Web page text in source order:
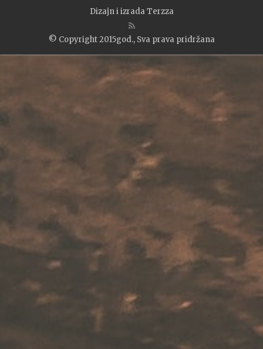
Dizajn i izradaTerzza
© Copyright 2015god., Sva prava pridržana
WP2Social Auto PublishPowered By :XYZScripts.com